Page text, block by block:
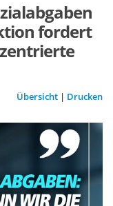
fordert
Übersicht | Drucken